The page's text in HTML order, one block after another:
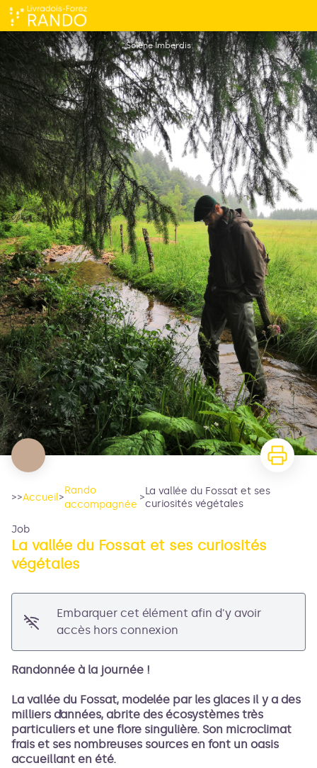
La vallée du Fossat et ses curiosités végétales
Solène Imberdis
>>Accueil>
Rando
accompagnée
>
La vallée du Fossat et ses
curiosités végétales
Job
La vallée du Fossat et ses curiosités
végétales
Embarquer cet élément afin d'y avoir
accès hors connexion
Randonnée à la journée !
La vallée du Fossat, modelée par les glaces il y a des
milliers d’années, abrite des écosystèmes très
particuliers et une flore singulière. Son microclimat
frais et ses nombreuses sources en font un oasis
accueillant en été.